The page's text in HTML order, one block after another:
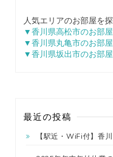
人気エリアのお部屋を
▼香川県高松市のお部
▼香川県丸亀市のお部
▼香川県坂出市のお部
最近の投稿
【駅近・WiFi付】香